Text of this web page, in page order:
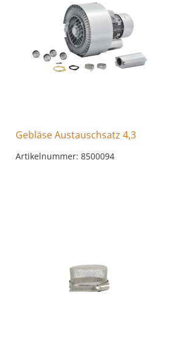
Gebläse Austauschsatz 4,3
Artikelnummer: 8500094